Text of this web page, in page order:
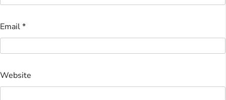
Email*
Website